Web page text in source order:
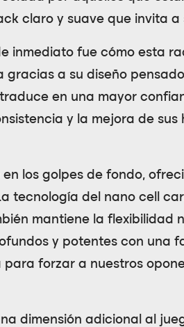
claro y suave que invita
inmediato fue cómo esta
a su diseño
en una mayor
y la mejora de sus
en los golpes de fondo,
tecnología del nano cell
mantiene la flexibilidad
y potentes con una
forzar a nuestros
dimensión adicional al